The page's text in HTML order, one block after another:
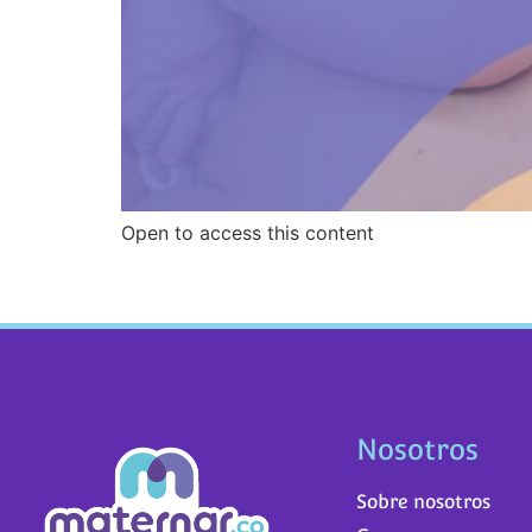
Open to access this content
Nosotros
Sobre nosotros